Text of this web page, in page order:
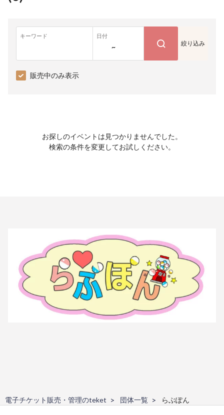
キーワード 日付
~ 絞り込み
販売中のみ表示
お探しのイベントは見つかりませんでした。
検索の条件を変更してお試しください。
電子チケット販売・管理のteket 団体一覧 らぶぽん